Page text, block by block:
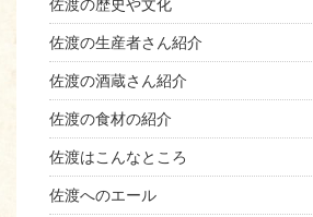
佐渡の歴史や文化
佐渡の生産者さん紹介
佐渡の酒蔵さん紹介
佐渡の食材の紹介
佐渡はこんなところ
佐渡へのエール